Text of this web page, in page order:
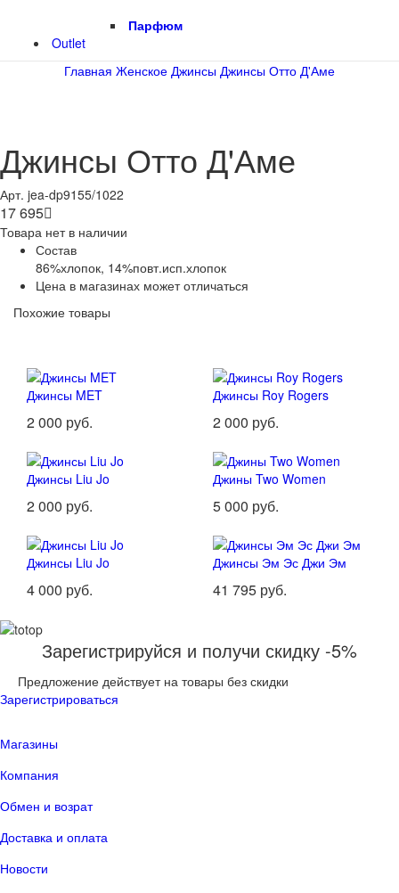
Парфюм
Outlet
Главная Женское Джинсы Джинсы Отто Д'Аме
Джинсы Отто Д'Аме
Арт. jea-dp9155/1022
17 695
Товара нет в наличии
Состав
86%хлопок, 14%повт.исп.хлопок
Цена в магазинах может отличаться
Похожие товары
Джинсы MET
2 000 руб.
Джинсы Roy Rogers
2 000 руб.
Джинсы Liu Jo
2 000 руб.
Джины Two Women
5 000 руб.
Джинсы Liu Jo
4 000 руб.
Джинсы Эм Эс Джи Эм
41 795 руб.
Зарегистрируйся и получи скидку -5%
Предложение действует на товары без скидки
Зарегистрироваться
Магазины
Компания
Обмен и возрат
Доставка и оплата
Новости